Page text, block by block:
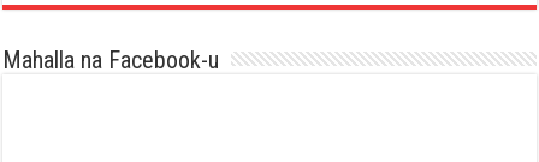
Mahalla na Facebook-u